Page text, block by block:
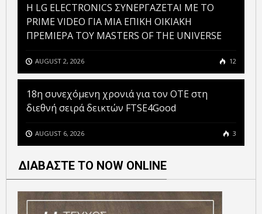
H LG ELECTRONICS ΣΥΝΕΡΓΑΖΕΤΑΙ ΜΕ ΤΟ
PRIME VIDEO ΓΙΑ ΜΙΑ ΕΠΙΚΗ ΟΙΚΙΑΚΗ
ΠΡΕΜΙΕΡΑ ΤΟΥ MASTERS OF THE UNIVERSE
AUGUST 2, 2026 12
18η συνεχόμενη χρονιά για τον ΟΤΕ στη
διεθνή σειρά δεικτών FTSE4Good
AUGUST 6, 2026 3
ΔΙΑΒΑΣΤΕ ΤΟ NOW ONLINE